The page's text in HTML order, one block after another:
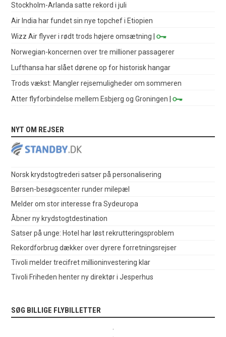
Stockholm-Arlanda satte rekord i juli
Air India har fundet sin nye topchef i Etiopien
Wizz Air flyver i rødt trods højere omsætning |
Norwegian-koncernen over tre millioner passagerer
Lufthansa har slået dørene op for historisk hangar
Trods vækst: Mangler rejsemuligheder om sommeren
Atter flyforbindelse mellem Esbjerg og Groningen |
NYT OM REJSER
Norsk krydstogtrederi satser på personalisering
Børsen-besøgscenter runder milepæl
Melder om stor interesse fra Sydeuropa
Åbner ny krydstogtdestination
Satser på unge: Hotel har løst rekrutteringsproblem
Rekordforbrug dækker over dyrere forretningsrejser
Tivoli melder trecifret millioninvestering klar
Tivoli Friheden henter ny direktør i Jesperhus
SØG BILLIGE FLYBILLETTER